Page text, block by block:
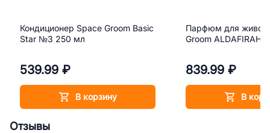
Кондиционер Space Groom Basic
Star №3 250 мл
539.99 ₽
В корзину
Парфюм для
Groom ALDAFIRAH
839.99 ₽
В
Отзывы